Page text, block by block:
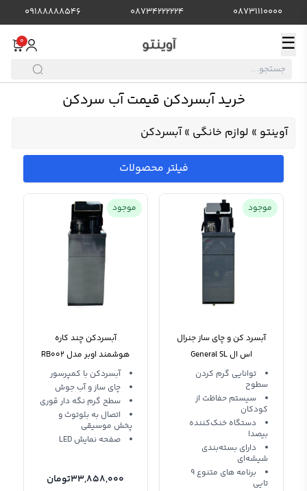
08731110000
08734222224
09188888546
☰
0
خرید آبسردکن قیمت آب سردکن
آوینتو » لوازم خانگی »آبسردکن
فیلتر محصولات
موجود
آبسرد کن و چای ساز جنرال
اس ال General SL
توانایی گرم کردن
سطوح
سیستم حفاظت از
کودکان
دستگاه خنک‌کننده
بیصدا
دارای بسته‌بندی
شیشه‌ای
برنامه های متنوع ۹
تایی
موجود
آبسردکن چند کاره
هوشمند اوبر مدل RB002
آبسردکن با کمپرسور
چای ساز و آب جوش
سطح گرم نگه دار قوری
اتصال به بلوتوث و
پخش موسیقی
صفحه نمایش LED
33,858,000تومان